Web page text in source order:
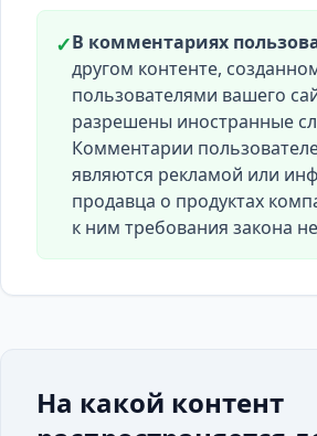
✓В комментариях
другом контенте,
пользователями вашего
разрешены иностранные
Комментарии
являются рекламой или
продавца о продуктах
к ним требования закона
На какой контент